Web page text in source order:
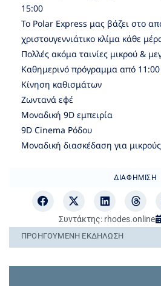
15:00
Το Polar Express μας βάζει στο
χριστουγεννιάτικο κλίμα κάθε
Πολλές ακόμα ταινίες μικρού &
Καθημερινό πρόγραμμα από
Κίνηση καθισμάτων
Ζωντανά εφέ
Μοναδική 9D εμπειρία
9D Cinema Ρόδου
Μοναδική διασκέδαση για
ΔΙΑΦΉΜΙΣΗ
Συντάκτης: rhodes.online
ΠΡΟΗΓΟΎΜΕΝΗ ΕΚΔΉΛΩΣΗ